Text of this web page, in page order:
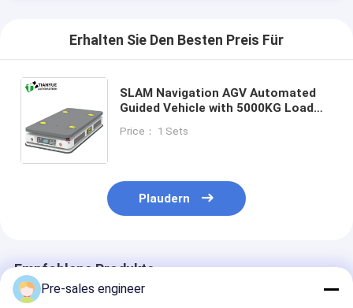
Erhalten Sie Den Besten Preis Für
SLAM Navigation AGV Automated
Guided Vehicle with 5000KG Load
Charge for Industrial Transport
Price： 1 Sets
Plaudern
Empfohlene Produkte
Pre-sales engineer